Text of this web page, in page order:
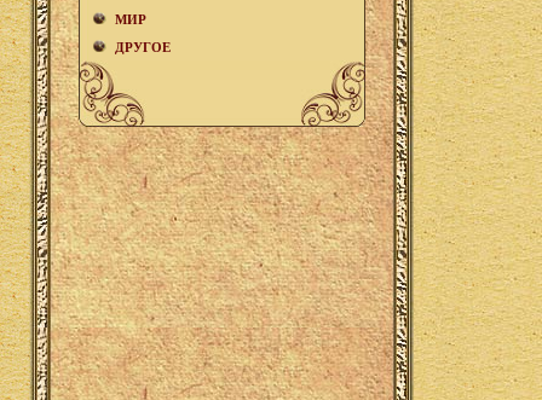
МИР
ДРУГОЕ